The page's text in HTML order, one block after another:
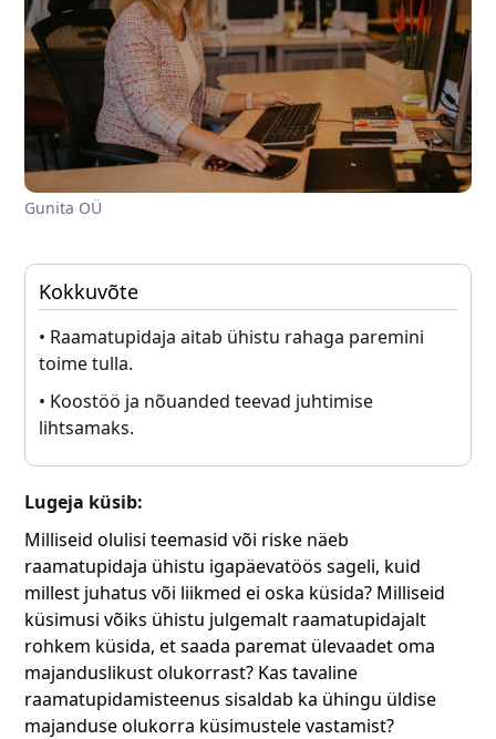
Gunita OÜ
Kokkuvõte
• Raamatupidaja aitab ühistu rahaga paremini
toime tulla.
• Koostöö ja nõuanded teevad juhtimise
lihtsamaks.
Lugeja küsib:
Milliseid olulisi teemasid või riske näeb
raamatupidaja ühistu igapäevatöös sageli, kuid
millest juhatus või liikmed ei oska küsida? Milliseid
küsimusi võiks ühistu julgemalt raamatupidajalt
rohkem küsida, et saada paremat ülevaadet oma
majanduslikust olukorrast? Kas tavaline
raamatupidamisteenus sisaldab ka ühingu üldise
majanduse olukorra küsimustele vastamist?